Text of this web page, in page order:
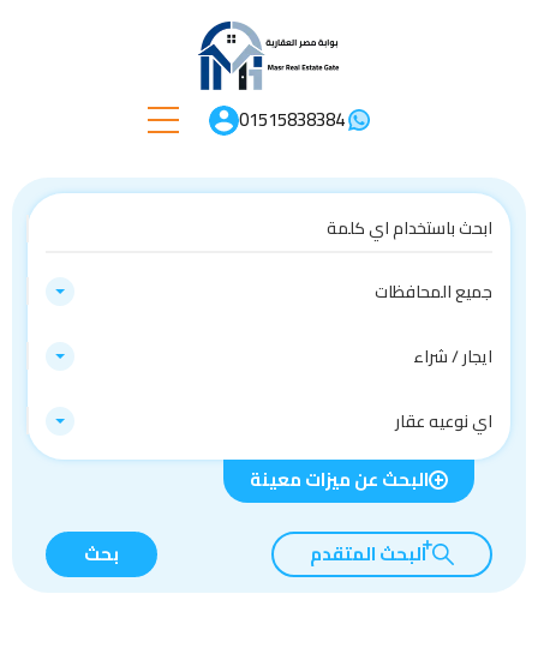
01515838384
جميع المحافظات
ايجار / شراء
اي نوعيه عقار
البحث عن ميزات معينة
البحث المتقدم بحث